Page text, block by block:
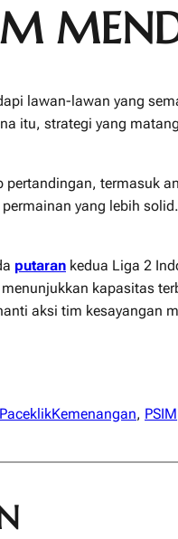
lawan-lawan yang
itu, strategi yang
termasuk
yang lebih
putaran kedua Liga 2
kapasitas
aksi tim kesayangan
PaceklikKemenangan, PSIM